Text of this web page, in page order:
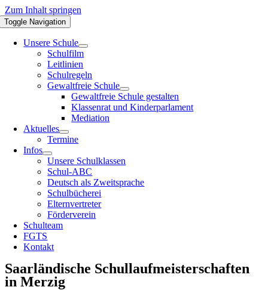
Zum Inhalt springen
Toggle Navigation
Unsere Schule
Schulfilm
Leitlinien
Schulregeln
Gewaltfreie Schule
Gewaltfreie Schule gestalten
Klassenrat und Kinderparlament
Mediation
Aktuelles
Termine
Infos
Unsere Schulklassen
Schul-ABC
Deutsch als Zweitsprache
Schulbücherei
Elternvertreter
Förderverein
Schulteam
FGTS
Kontakt
Saarländische Schullaufmeisterschaften
in Merzig